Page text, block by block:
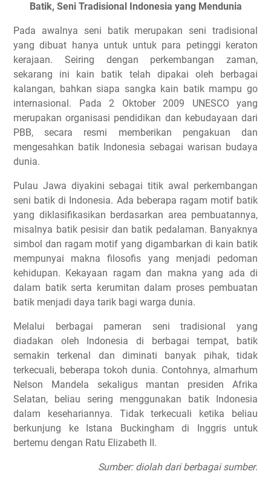
Batik, Seni Tradisional Indonesia yang Mendunia
Pada awalnya seni batik merupakan seni tradisional
yang dibuat hanya untuk untuk para petinggi keraton
kerajaan. Seiring dengan perkembangan zaman,
sekarang ini kain batik telah dipakai oleh berbagai
kalangan, bahkan siapa sangka kain batik mampu go
internasional. Pada 2 Oktober 2009 UNESCO yang
merupakan organisasi pendidikan dan kebudayaan dari
PBB, secara resmi memberikan pengakuan dan
mengesahkan batik Indonesia sebagai warisan budaya
dunia.
Pulau Jawa diyakini sebagai titik awal perkembangan
seni batik di Indonesia. Ada beberapa ragam motif batik
yang diklasifikasikan berdasarkan area pembuatannya,
misalnya batik pesisir dan batik pedalaman. Banyaknya
simbol dan ragam motif yang digambarkan di kain batik
mempunyai makna filosofis yang menjadi pedoman
kehidupan. Kekayaan ragam dan makna yang ada di
dalam batik serta kerumitan dalam proses pembuatan
batik menjadi daya tarik bagi warga dunia.
Melalui berbagai pameran seni tradisional yang
diadakan oleh Indonesia di berbagai tempat, batik
semakin terkenal dan diminati banyak pihak, tidak
terkecuali, beberapa tokoh dunia. Contohnya, almarhum
Nelson Mandela sekaligus mantan presiden Afrika
Selatan, beliau sering menggunakan batik Indonesia
dalam kesehariannya. Tidak terkecuali ketika beliau
berkunjung ke Istana Buckingham di Inggris untuk
bertemu dengan Ratu Elizabeth II.
Sumber: diolah dari berbagai sumber.